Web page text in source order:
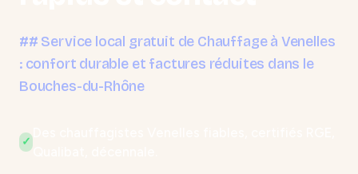
## Service local gratuit de Chauffage à Venelles
: confort durable et factures réduites dans le
Bouches-du-Rhône
✓